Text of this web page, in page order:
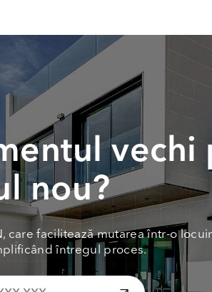
vechi
nou?
care facilitează mutarea într-o
întregul proces.